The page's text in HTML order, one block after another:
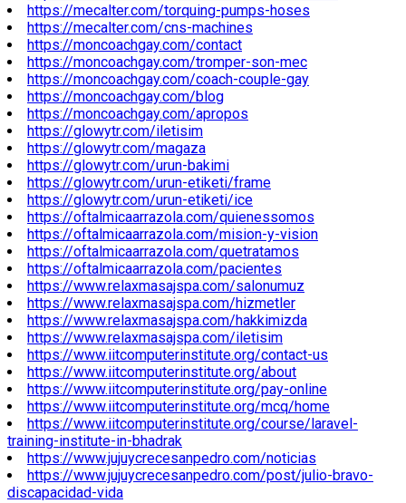
https://mecalter.com/torquing-pumps-hoses
https://mecalter.com/cns-machines
https://moncoachgay.com/contact
https://moncoachgay.com/tromper-son-mec
https://moncoachgay.com/coach-couple-gay
https://moncoachgay.com/blog
https://moncoachgay.com/apropos
https://glowytr.com/iletisim
https://glowytr.com/magaza
https://glowytr.com/urun-bakimi
https://glowytr.com/urun-etiketi/frame
https://glowytr.com/urun-etiketi/ice
https://oftalmicaarrazola.com/quienessomos
https://oftalmicaarrazola.com/mision-y-vision
https://oftalmicaarrazola.com/quetratamos
https://oftalmicaarrazola.com/pacientes
https://www.relaxmasajspa.com/salonumuz
https://www.relaxmasajspa.com/hizmetler
https://www.relaxmasajspa.com/hakkimizda
https://www.relaxmasajspa.com/iletisim
https://www.iitcomputerinstitute.org/contact-us
https://www.iitcomputerinstitute.org/about
https://www.iitcomputerinstitute.org/pay-online
https://www.iitcomputerinstitute.org/mcq/home
https://www.iitcomputerinstitute.org/course/laravel-
training-institute-in-bhadrak
https://www.jujuycrecesanpedro.com/noticias
https://www.jujuycrecesanpedro.com/post/julio-bravo-
discapacidad-vida